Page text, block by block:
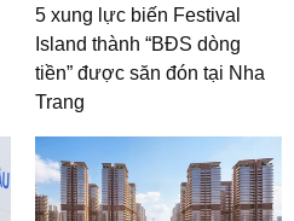
5 xung lực biến Festival
Island thành “BĐS dòng
tiền” được săn đón tại Nha
Trang